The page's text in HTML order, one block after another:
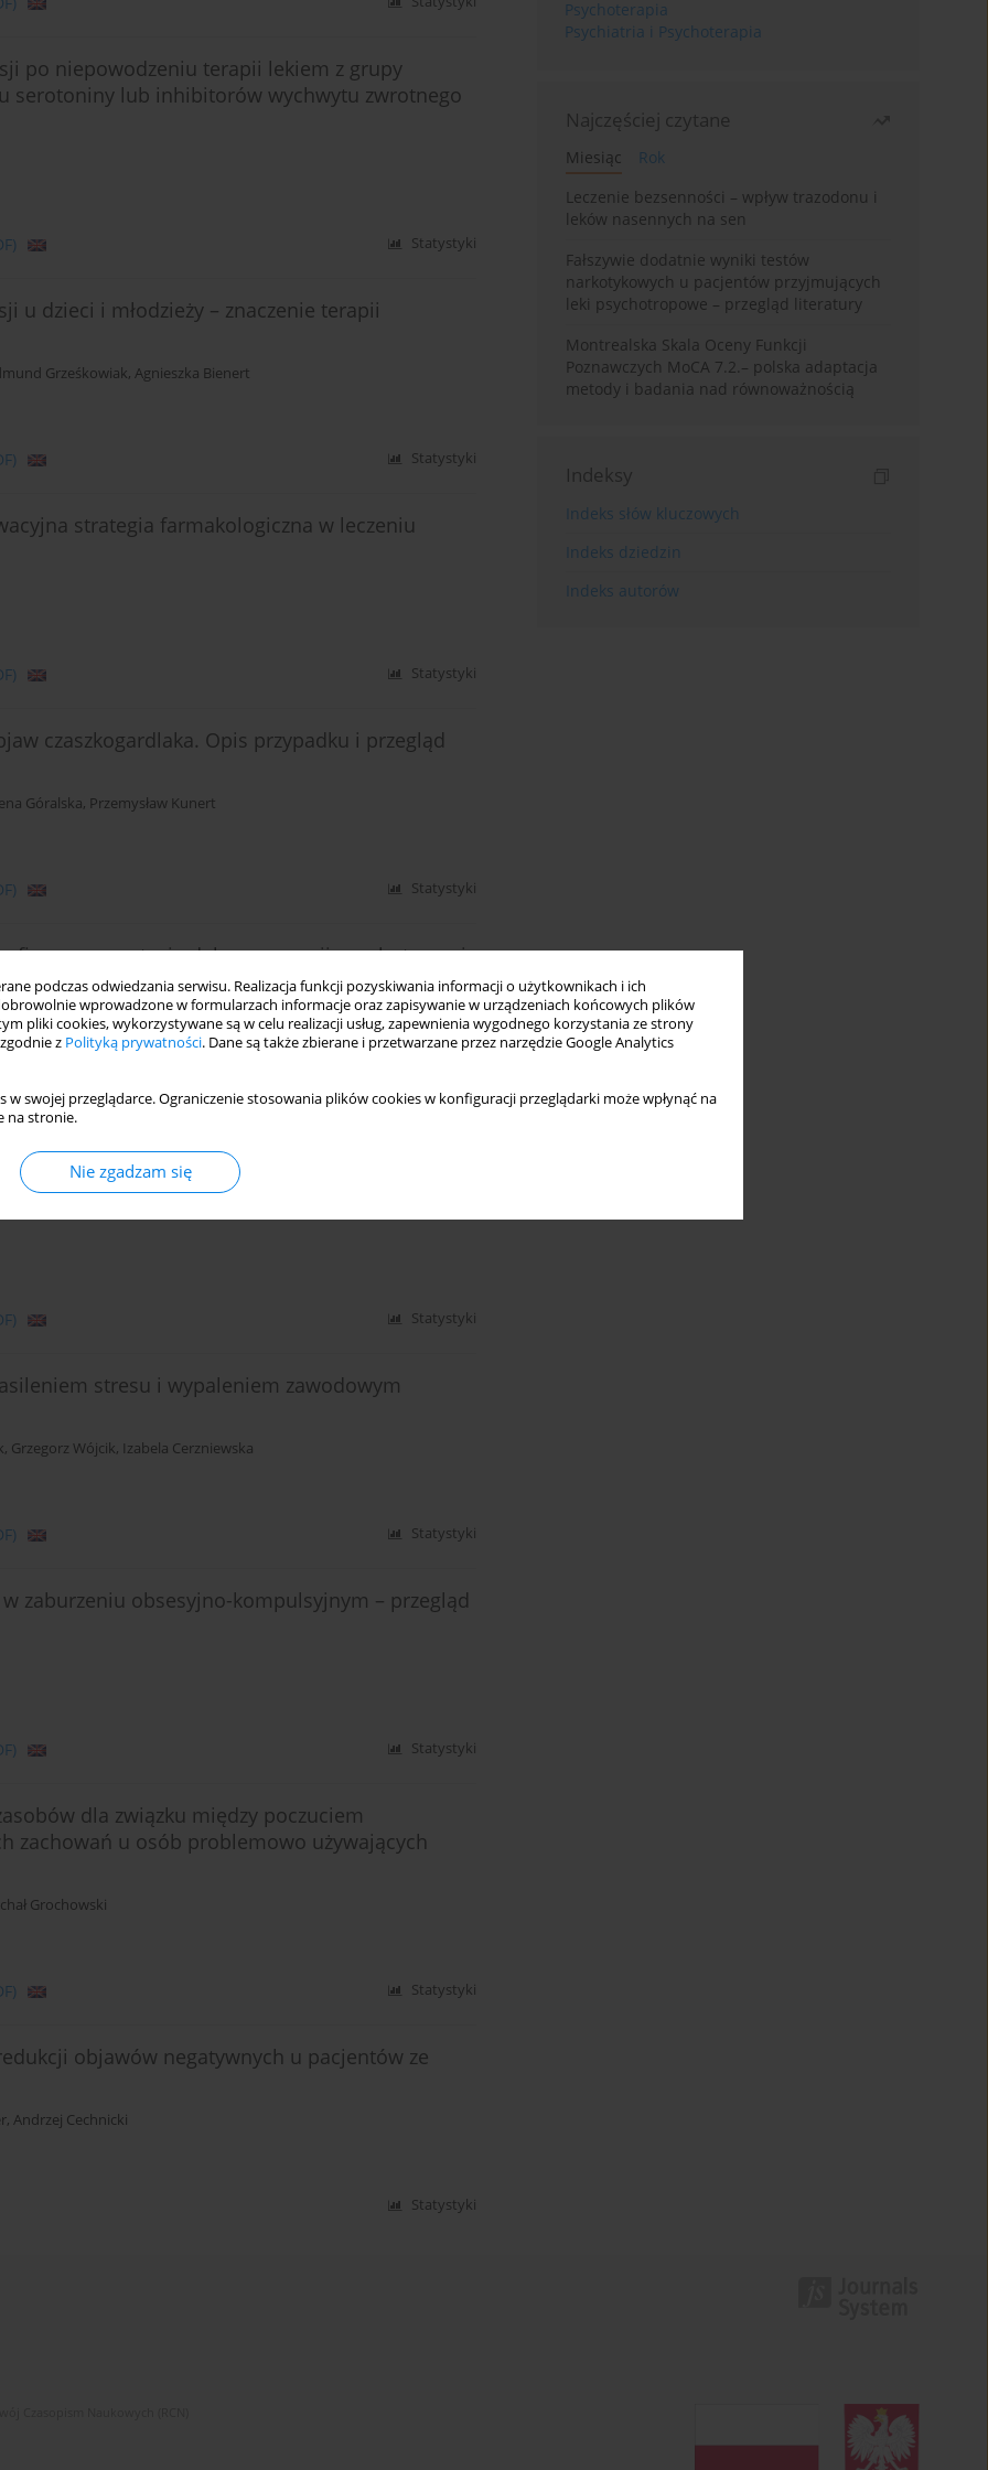
podczas odwiedzania serwisu. Realizacja funkcji pozyskiwania informacji o użytkownikach i ich
wprowadzone w formularzach informacje oraz zapisywanie w urządzeniach końcowych plików
pliki cookies, wykorzystywane są w celu realizacji usług, zapewnienia wygodnego korzystania ze strony
z Polityką prywatności. Dane są także zbierane i przetwarzane przez narzędzie Google Analytics
w swojej przeglądarce. Ograniczenie stosowania plików cookies w konfiguracji przeglądarki może wpłynąć na
na stronie.
Nie zgadzam się
po niepowodzeniu terapii lekiem z grupy
serotoniny lub inhibitorów wychwytu zwrotnego
Statystyki
u dzieci i młodzieży – znaczenie terapii
Grześkowiak, Agnieszka Bienert
Statystyki
strategia farmakologiczna w leczeniu
Statystyki
czaszkogardlaka. Opis przypadku i przegląd
Góralska, Przemysław Kunert
Statystyki
prezentacją dekompensacji psychotycznej
Kamińska,Małgorzata Janas-Kozik
Statystyki
na traumę u profesjonalistów – właściwości
Statystyki
stresu i wypaleniem zawodowym
, Grzegorz Wójcik, Izabela Cerzniewska
Statystyki
zaburzeniu obsesyjno-kompulsyjnym – przegląd
Statystyki
dla związku między poczuciem
zachowań u osób problemowo używających
Grochowski
Statystyki
objawów negatywnych u pacjentów ze
, Andrzej Cechnicki
Statystyki
Psychoterapia
Psychiatria i Psychoterapia
Najczęściej czytane
Miesiąc
Rok
Leczenie bezsenności – wpływ trazodonu i
leków nasennych na sen
Fałszywie dodatnie wyniki testów
narkotykowych u pacjentów przyjmujących
leki psychotropowe – przegląd literatury
Montrealska Skala Oceny Funkcji
Poznawczych MoCA 7.2.– polska adaptacja
metody i badania nad równoważnością
Indeksy
Indeks słów kluczowych
Indeks dziedzin
Indeks autorów